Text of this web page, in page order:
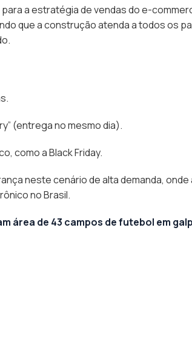
a estratégia de vendas do e-
que a construção atenda a todos os
(entrega no mesmo dia).
como a Black Friday.
neste cenário de alta demanda, onde
no Brasil.
área de 43 campos de futebol em